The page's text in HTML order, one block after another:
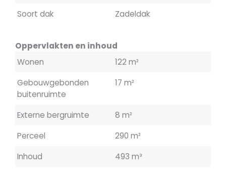
Soort dak
Zadeldak
Oppervlakten en inhoud
Wonen
122 m²
Gebouwgebonden
buitenruimte
17 m²
Externe bergruimte
8 m²
Perceel
290 m²
Inhoud
493 m³